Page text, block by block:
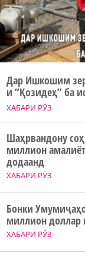
ХАБАРИ РӮЗ
Дар Ишкошим
и “Қозидеҳ” ба
ХАБАРИ РӮЗ
Шаҳрвандону
миллион
додаанд
ХАБАРИ РӮЗ
Бонки
миллион доллар